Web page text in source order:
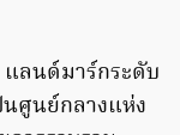
แลนด์มาร์กระดับ
นศูนย์กลางแห่ง